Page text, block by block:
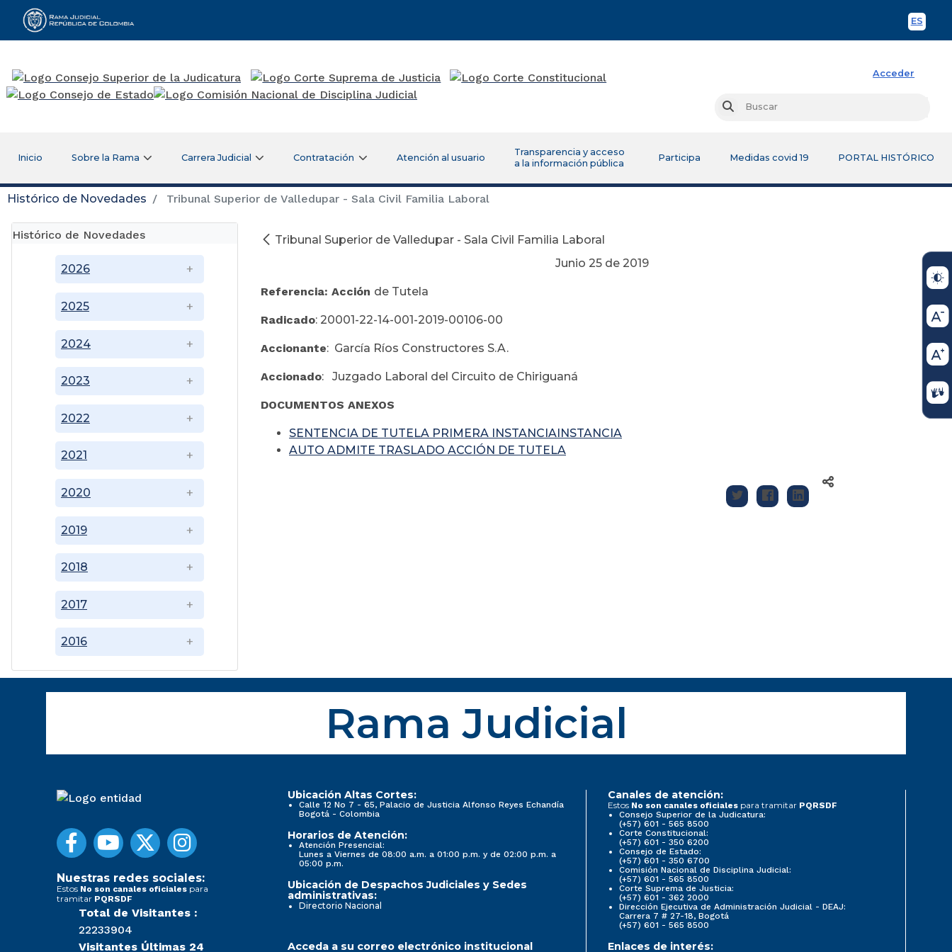
ES
Rama Judicial
Acceder
Buscar
Inicio Sobre la Rama Carrera Judicial Contratación Atención al usuario
Transparencia y acceso
a la información pública
Participa Medidas covid 19 PORTAL HISTÓRICO
Histórico de Novedades Tribunal Superior de Valledupar - Sala Civil Familia Laboral
Histórico de Novedades
2016
2017
2018
2019
2020
2021
2022
2023
2024
2025
2026
Tribunal Superior de Valledupar - Sala Civil Familia Laboral
Junio 25 de 2019
Referencia: Acción de Tutela
Radicado: 20001-22-14-001-2019-00106-00
Accionante: García Ríos Constructores S.A.
Accionado: Juzgado Laboral del Circuito de Chiriguaná
DOCUMENTOS ANEXOS
SENTENCIA DE TUTELA PRIMERA INSTANCIAINSTANCIA
AUTO ADMITE TRASLADO ACCIÓN DE TUTELA
Rama Judicial
Nuestras redes sociales:
Estos No son canales oficiales para
tramitar PQRSDF
Total de Visitantes :
22233904
Visitantes Últimas 24
Ubicación Altas Cortes:
Calle 12 No 7 - 65, Palacio de Justicia Alfonso Reyes Echandía
Bogotá - Colombia
Horarios de Atención:
Atención Presencial:
Lunes a Viernes de 08:00 a.m. a 01:00 p.m. y de 02:00 p.m. a
05:00 p.m.
Ubicación de Despachos Judiciales y Sedes
administrativas:
Directorio Nacional
Canales de atención:
Estos No son canales oficiales para tramitar PQRSDF
Consejo Superior de la Judicatura:
(+57) 601 - 565 8500
Corte Constitucional:
(+57) 601 - 350 6200
Consejo de Estado:
(+57) 601 - 350 6700
Comisión Nacional de Disciplina Judicial:
(+57) 601 - 565 8500
Corte Suprema de Justicia:
(+57) 601 - 362 2000
Dirección Ejecutiva de Administración Judicial - DEAJ:
Carrera 7 # 27-18, Bogotá
(+57) 601 - 565 8500
Acceda a su correo electrónico institucional Enlaces de interés: